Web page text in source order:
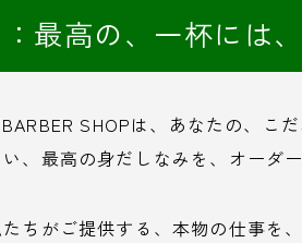
最高の、一杯には
BARBER SHOPは、あなたの、
、最高の身だしなみを、オーダ
ちがご提供する、本物の仕事を